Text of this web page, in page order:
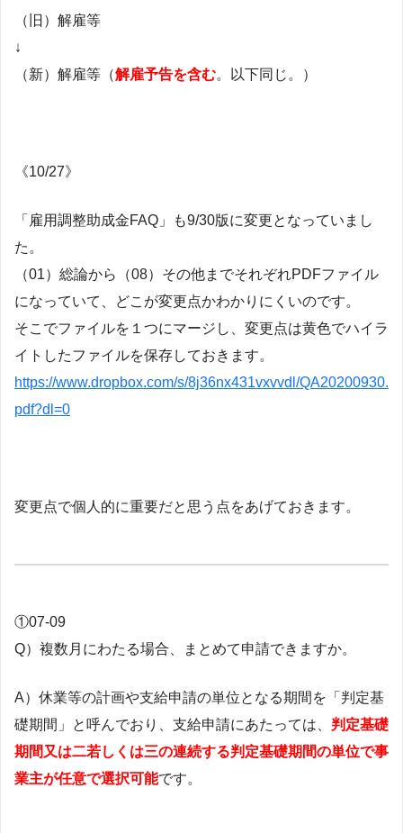
（旧）解雇等
↓
（新）解雇等（解雇予告を含む。以下同じ。）
《10/27》
「雇用調整助成金FAQ」も9/30版に変更となっていまし
た。
（01）総論から（08）その他までそれぞれPDFファイル
になっていて、どこが変更点かわかりにくいのです。
そこでファイルを１つにマージし、変更点は黄色でハイラ
イトしたファイルを保存しておきます。
https://www.dropbox.com/s/8j36nx431vxvvdl/QA20200930.
pdf?dl=0
変更点で個人的に重要だと思う点をあげておきます。
①07-09
Q）複数月にわたる場合、まとめて申請できますか。
A）休業等の計画や支給申請の単位となる期間を「判定基
礎期間」と呼んでおり、支給申請にあたっては、 判定基礎
期間又は二若しくは三の連続する判定基礎期間の単位で事
業主が任意で選択可能です。